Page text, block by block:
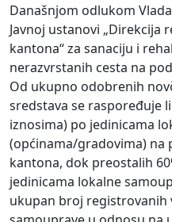
Današnjom odlukom
Javnoj ustanovi „Direkcija
kantona“ za sanaciju i
nerazvrstanih cesta na
Od ukupno odobrenih
sredstava se raspoređuje
iznosima) po jedinicama
(općinama/gradovima) na
kantona, dok preostalih
jedinicama lokalne
ukupan broj registrovanih